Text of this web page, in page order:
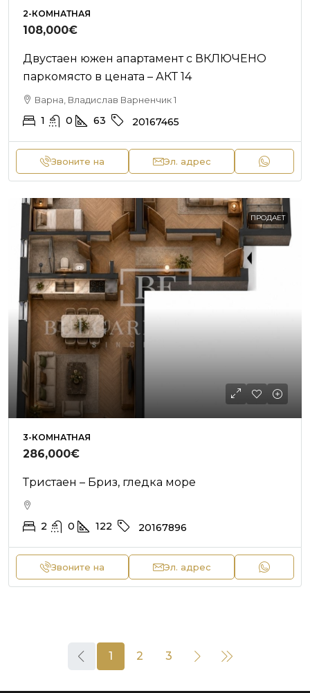
2-КОМНАТНАЯ
108,000€
Двустаен южен апартамент с ВКЛЮЧЕНО
паркомясто в цената – АКТ 14
Варна, Владислав Варненчик 1
1 0 63 20167465
Звоните на Эл. адрес
ПРОДАЕТ
3-КОМНАТНАЯ
286,000€
Тристаен – Бриз, гледка море
2 0 122 20167896
Звоните на Эл. адрес
1 2 3